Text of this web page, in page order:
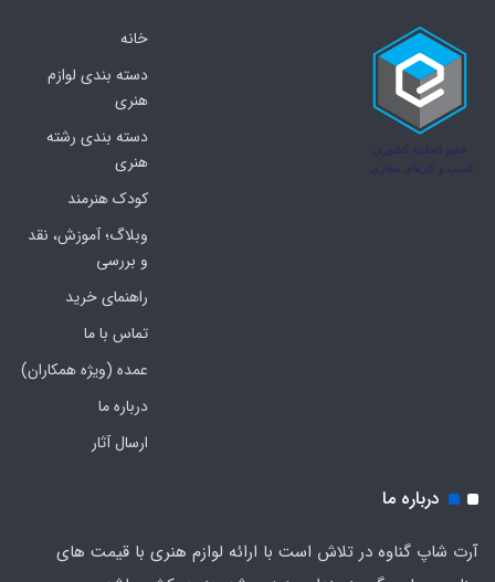
خانه
دسته بندی لوازم
هنری
دسته بندی رشته
هنری
کودک هنرمند
وبلاگ؛ آموزش، نقد
و بررسی
راهنمای خرید
تماس با ما
عمده (ویژه همکاران)
درباره ما
ارسال آثار
درباره ما
آرت شاپ گناوه در تلاش است با ارائه لوازم هنری با قیمت های